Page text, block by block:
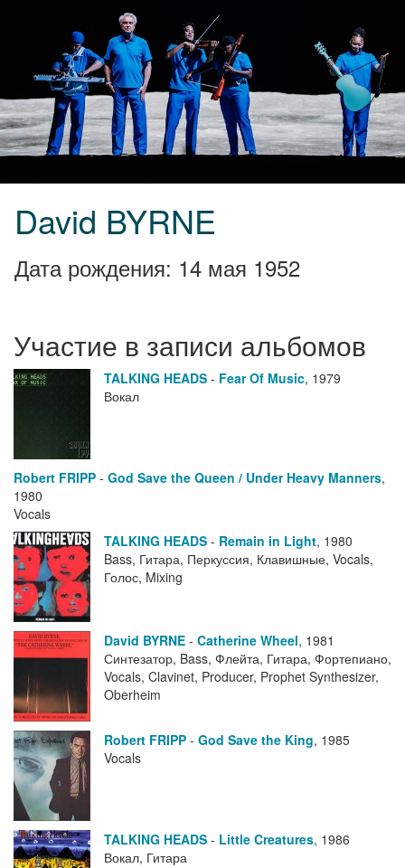
David BYRNE
Дата рождения: 14 мая 1952
Участие в записи альбомов
TALKING HEADS - Fear Of Music, 1979
Вокал
Robert FRIPP - God Save the Queen / Under Heavy Manners,
1980
Vocals
TALKING HEADS - Remain in Light, 1980
Bass, Гитара, Перкуссия, Клавишные, Vocals,
Голос, Mixing
David BYRNE - Catherine Wheel, 1981
Синтезатор, Bass, Флейта, Гитара, Фортепиано,
Vocals, Clavinet, Producer, Prophet Synthesizer,
Oberheim
Robert FRIPP - God Save the King, 1985
Vocals
TALKING HEADS - Little Creatures, 1986
Вокал, Гитара